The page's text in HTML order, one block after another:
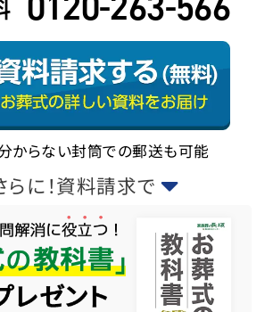
からない封筒での郵送も可能
らに！資料請求で